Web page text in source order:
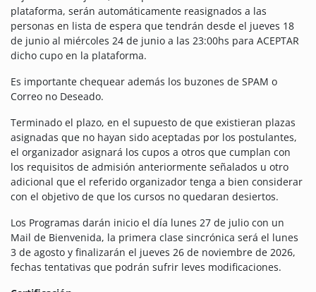
plataforma, serán automáticamente reasignados a las
personas en lista de espera que tendrán desde el jueves 18
de junio al miércoles 24 de junio a las 23:00hs para ACEPTAR
dicho cupo en la plataforma.
Es importante chequear además los buzones de SPAM o
Correo no Deseado.
Terminado el plazo, en el supuesto de que existieran plazas
asignadas que no hayan sido aceptadas por los postulantes,
el organizador asignará los cupos a otros que cumplan con
los requisitos de admisión anteriormente señalados u otro
adicional que el referido organizador tenga a bien considerar
con el objetivo de que los cursos no quedaran desiertos.
Los Programas darán inicio el día lunes 27 de julio con un
Mail de Bienvenida, la primera clase sincrónica será el lunes
3 de agosto y finalizarán el jueves 26 de noviembre de 2026,
fechas tentativas que podrán sufrir leves modificaciones.